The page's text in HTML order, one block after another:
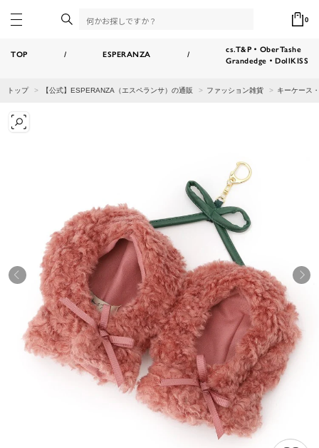
0
TOP / ESPERANZA /
cs.T&P・OberTashe
Grandedge・DollKISS
トップ 【公式】ESPERANZA（エスペランサ）の通販 ファッション雑貨 キーケース